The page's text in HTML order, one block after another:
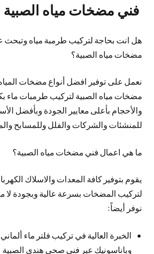
فني مضخات مياه الصبية
هل انت بحاجة لتركيب طرمبة مياه
مضخات مياه الصبية؟
نعمل على توفير افضل أنواع مضخات
مضخات مياه الصبية لتركيب طرمبات ماء
والأحجام بأعلى معايير الجودة وبأفضل
للمنشئات والشركات والفلل وللمسابح
ما هي اعمال فني مضخات مياه الصبية؟
يقوم بتوفير كافة المعدات والاسلاك
لتركيب المضخات بسرعة عالية وبجودة لا
نوفر أيضاً:
الخبرة العالية في تركيب فلتر ماء ألماني
وباناسونيك عبر فني صحي هندي الصبية